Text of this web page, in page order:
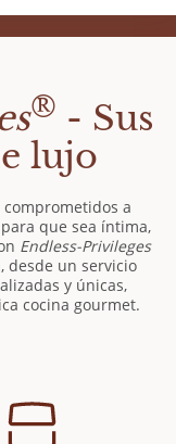
® - Sus
lujo
comprometidos a
que sea íntima,
Endless-Privileges
desde un servicio
y únicas,
cocina gourmet.